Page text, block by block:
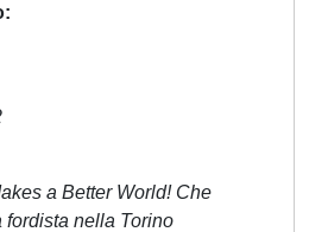
a Better World! Che
fordista nella Torino